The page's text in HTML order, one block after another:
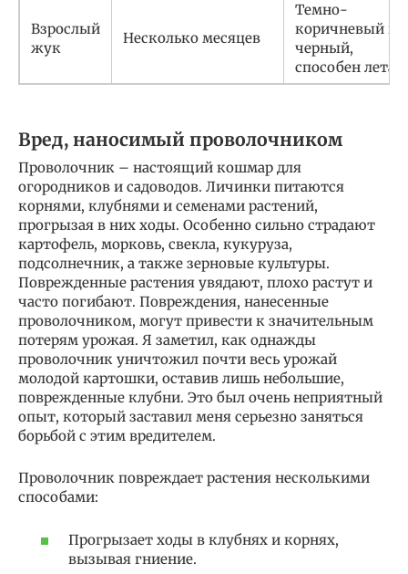
Взрослый
жук
Несколько месяцев
Темно-
коричневый
черный,
способен
Вред, наносимый проволочником
Проволочник – настоящий кошмар для
огородников и садоводов. Личинки питаются
корнями, клубнями и семенами растений,
прогрызая в них ходы. Особенно сильно страдают
картофель, морковь, свекла, кукуруза,
подсолнечник, а также зерновые культуры.
Поврежденные растения увядают, плохо растут и
часто погибают. Повреждения, нанесенные
проволочником, могут привести к значительным
потерям урожая. Я заметил, как однажды
проволочник уничтожил почти весь урожай
молодой картошки, оставив лишь небольшие,
поврежденные клубни. Это был очень неприятный
опыт, который заставил меня серьезно заняться
борьбой с этим вредителем.
Проволочник повреждает растения несколькими
способами:
Прогрызает ходы в клубнях и корнях,
вызывая гниение.